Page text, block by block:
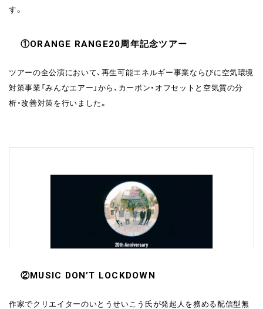
す。
①ORANGE RANGE20周年記念ツアー
ツアーの全公演において、再生可能エネルギー事業ならびに空気環境
対策事業「みんなエアー」から、カーボン・オフセットと空気質の分
析・改善対策を行いました。
②MUSIC DON’T LOCKDOWN
作家でクリエイターのいとうせいこう氏が発起人を務める配信型無